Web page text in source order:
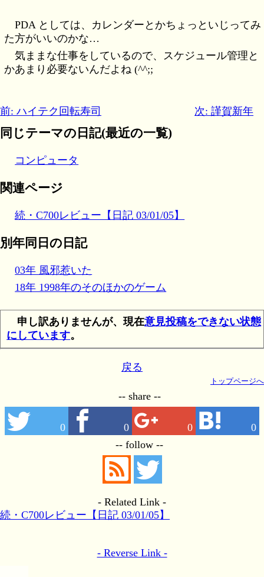
PDA としては、カレンダーとかちょっといじってみ
た方がいいのかな…
気ままな仕事をしているので、スケジュール管理と
かあまり必要ないんだよね (^^;;
前: ハイテク回転寿司 次: 謹賀新年
同じテーマの日記(最近の一覧)
コンピュータ
関連ページ
続・C700レビュー【日記 03/01/05】
別年同日の日記
03年 風邪惹いた
18年 1998年のそのほかのゲーム
申し訳ありませんが、現在意見投稿をできない状態
にしています。
戻る
トップページへ
-- share --
0 0 0 0
-- follow --
- Related Link -
続・C700レビュー【日記 03/01/05】
- Reverse Link -